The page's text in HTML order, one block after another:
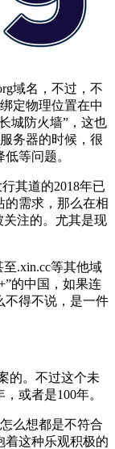
域名，不过，不
定物理位置在中
城防火墙”，这也
务器的时候，很
等问题。
其道的2018年已
的需求，那么在相
关注的。尤其是现
至.xin.cc等其他域
的中国，如果连
不得不说，是一件
的。不过这个未
或者是100年。
么想都是不符合
着这种乐观积极的